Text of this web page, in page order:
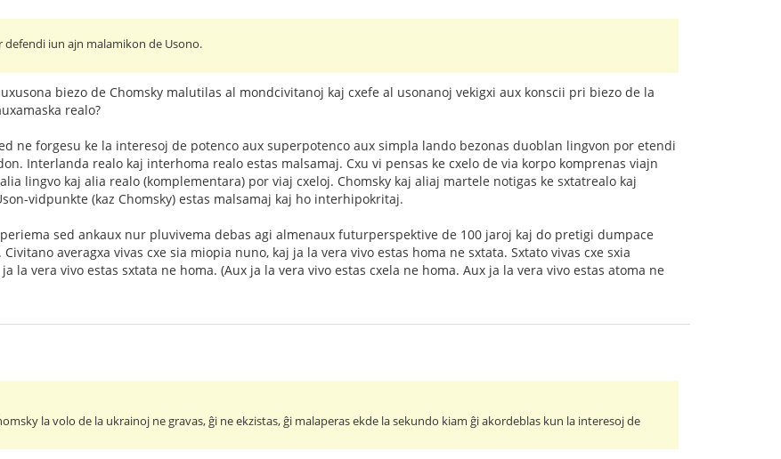
defendi iun ajn malamikon de Usono.
biezo de Chomsky malutilas al mondcivitanoj kaj cxefe al usonanoj vekigxi aux konscii pri biezo de la
realo?
ne forgesu ke la interesoj de potenco aux superpotenco aux simpla lando bezonas duoblan lingvon por etendi
Interlanda realo kaj interhoma realo estas malsamaj. Cxu vi pensas ke cxelo de via korpo komprenas viajn
lingvo kaj alia realo (komplementara) por viaj cxeloj. Chomsky kaj aliaj martele notigas ke sxtatrealo kaj
vidpunkte (kaz Chomsky) estas malsamaj kaj ho interhipokritaj.
sed ankaux nur pluvivema debas agi almenaux futurperspektive de 100 jaroj kaj do pretigi dumpace
averagxa vivas cxe sia miopia nuno, kaj ja la vera vivo estas homa ne sxtata. Sxtato vivas cxe sxia
la vera vivo estas sxtata ne homa. (Aux ja la vera vivo estas cxela ne homa. Aux ja la vera vivo estas atoma ne
la volo de la ukrainoj ne gravas, ĝi ne ekzistas, ĝi malaperas ekde la sekundo kiam ĝi akordeblas kun la interesoj de